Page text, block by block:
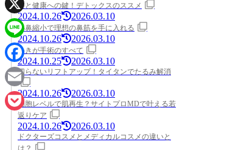
美と健康への鍵！デトックスのススメ
2024.10.26 2026.03.10
小鼻縮小で理想の鼻筋を手に入れる
2024.10.26 2026.03.10
わきが手術のすべて
2024.10.25 2026.03.10
切らないリフトアップ！タイタンでたるみ解消
2024.10.26 2026.03.10
細胞レベルで肌再生？サイトプロMDで叶える若
返りケア
2024.10.26 2026.03.10
ドクターズコスメとメディカルコスメの違いと
は？
X
Line
Facebook
Email
Pocket